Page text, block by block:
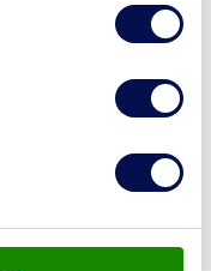
Võta meiega
ühendust